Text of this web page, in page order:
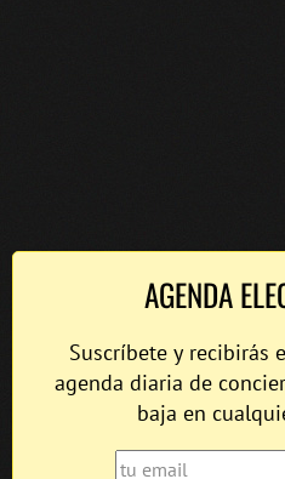
AGENDA
Suscríbete y recibirás
agenda diaria de
baja en